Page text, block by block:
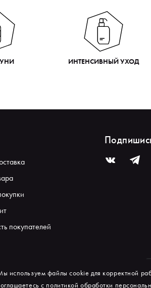
ИНТЕНСИВНЫЙ УХОД
покупателей
используем файлы cookie для корректной
с политикой обработки